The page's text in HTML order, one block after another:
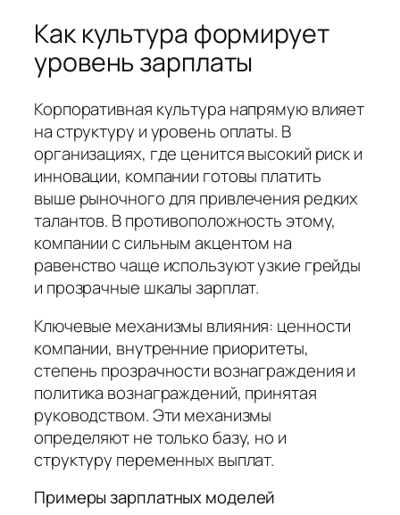
Как культура формирует
уровень зарплаты
Корпоративная культура напрямую влияет
на структуру и уровень оплаты. В
организациях, где ценится высокий риск и
инновации, компании готовы платить
выше рыночного для привлечения редких
талантов. В противоположность этому,
компании с сильным акцентом на
равенство чаще используют узкие грейды
и прозрачные шкалы зарплат.
Ключевые механизмы влияния: ценности
компании, внутренние приоритеты,
степень прозрачности вознаграждения и
политика вознаграждений, принятая
руководством. Эти механизмы
определяют не только базу, но и
структуру переменных выплат.
Примеры зарплатных моделей